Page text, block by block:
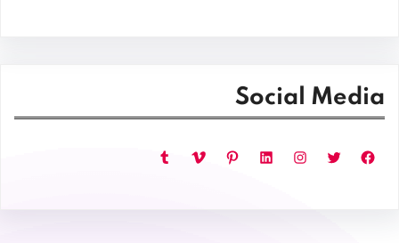
Social Media
فيسبوك تويتر إنستجرام لينكد إن بينتريست فيميو تمبلر